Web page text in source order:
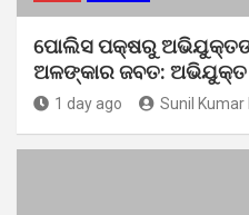
ପୋଲିସ ପକ୍ଷରୁ
ଅଳଙ୍କାର ଜବତ:
1 day ago Sunil